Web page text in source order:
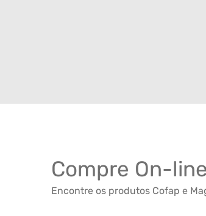
Compre On-line
Encontre os produtos Cofap e